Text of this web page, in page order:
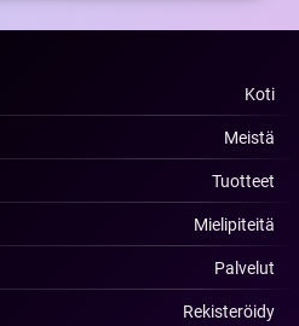
Koti
Meistä
Tuotteet
Mielipiteitä
Palvelut
Rekisteröidy